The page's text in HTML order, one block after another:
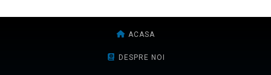
ACASA
DESPRE NOI